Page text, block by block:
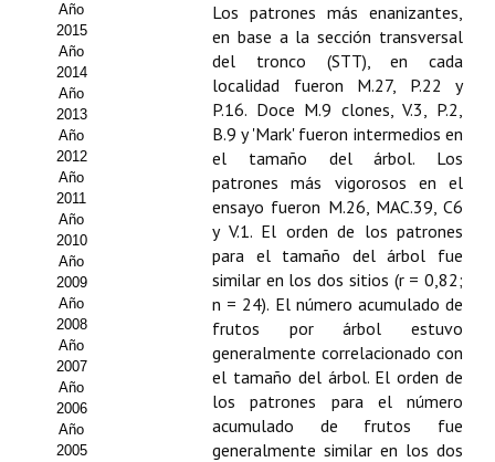
Directrices para autores/as
Políticas Editoriales
Propuesta Volumen Especial
Sello Calidad FECYT
Premio Prensa Agraria
Buscador de Artículos
JORNADAS AIDA
Presentación Jornadas
Comunicaciones
Jornadas PAM 2026
Año
2015
Año
2014
Año
2013
Año
2012
Año
2011
Año
2010
Año
2009
Año
2008
Año
2007
Año
2006
Año
2005
Los patrones más enanizantes,
en base a la sección transversal
del tronco (STT), en cada
localidad fueron M.27, P.22 y
P.16. Doce M.9 clones, V.3, P.2,
B.9 y 'Mark' fueron intermedios en
el tamaño del árbol. Los
patrones más vigorosos en el
ensayo fueron M.26, MAC.39, C6
y V.1. El orden de los patrones
para el tamaño del árbol fue
similar en los dos sitios (r = 0,82;
n = 24). El número acumulado de
frutos por árbol estuvo
generalmente correlacionado con
el tamaño del árbol. El orden de
los patrones para el número
acumulado de frutos fue
generalmente similar en los dos